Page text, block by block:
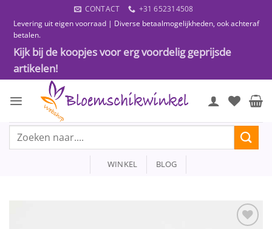
naar
inhoud
CONTACT
+31 652314508
Levering uit eigen voorraad | Diverse betaalmogelijkheden, ook achteraf
betalen.
Kijk bij de koopjes voor erg voordelig geprijsde
artikelen!
Zoeken
WINKEL BLOG